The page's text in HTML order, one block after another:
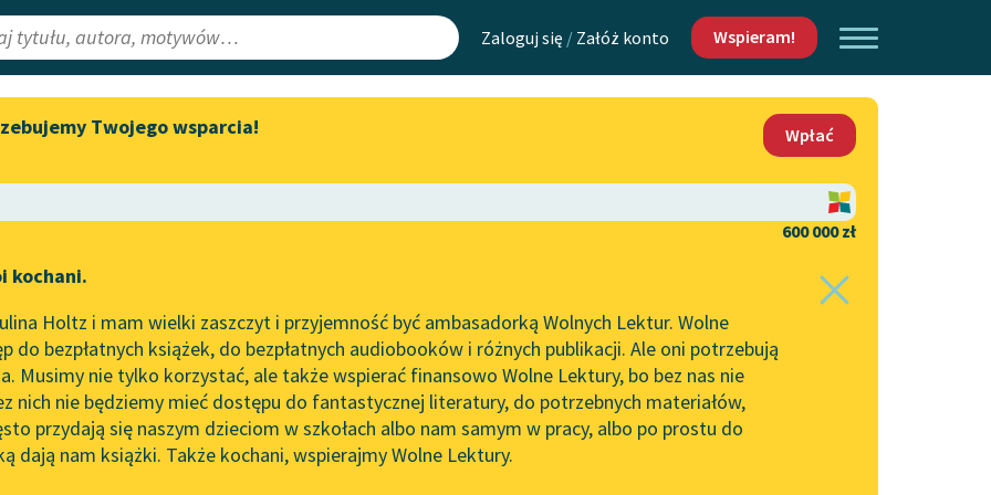
Zaloguj się / Załóż konto Wspieram!
Lektury
redakcyjne
Aktualności
„Prokurator Alicja Horn” do
literatury skandynawskiej
Spotkanie z Katarzyną Tunkiel
w Oslo
102. lata temu zmarł Joseph
Conrad
Mapa Wolnych Lektur
Leśmianator
API
OAI-PMH
Widget Wolnych Lektur
Kontakt
O projekcie
Zasady wykorzystania
Wolnych Lektur
Logotypy
Materiały promocyjne
Twojego wsparcia!
Wpłać
600 000 zł
kochani.
Holtz i mam wielki zaszczyt i przyjemność być ambasadorką Wolnych Lektur. Wolne
do bezpłatnych książek, do bezpłatnych audiobooków i różnych publikacji. Ale oni potrzebują
Musimy nie tylko korzystać, ale także wspierać finansowo Wolne Lektury, bo bez nas nie
nich nie będziemy mieć dostępu do fantastycznej literatury, do potrzebnych materiałów,
przydają się naszym dzieciom w szkołach albo nam samym w pracy, albo po prostu do
dają nam książki. Także kochani, wspierajmy Wolne Lektury.
Esej✖ Sortuj: